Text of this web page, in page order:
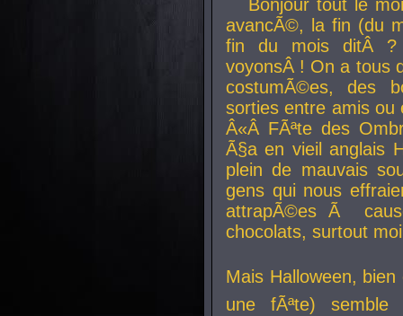
Bonjour tout le
avancÃ©, la fin (du
fin du mois ditÂ ?
voyonsÂ ! On a tous
costumÃ©es, des
sorties entre amis
Â«Â FÃªte des
Ã§a en vieil anglais
plein de mauvais
gens qui nous
attrapÃ©es Ã
chocolats, surtout
Mais Halloween, bien
une fÃªte) semble